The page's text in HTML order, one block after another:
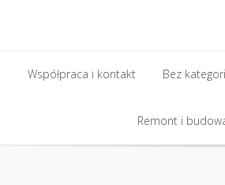
Współpraca i kontakt Bez
Bez
Remont i